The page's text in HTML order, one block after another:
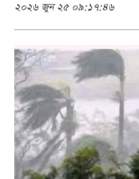
২০২৬ জুন ২৫ ০৯:১৭:৪৬